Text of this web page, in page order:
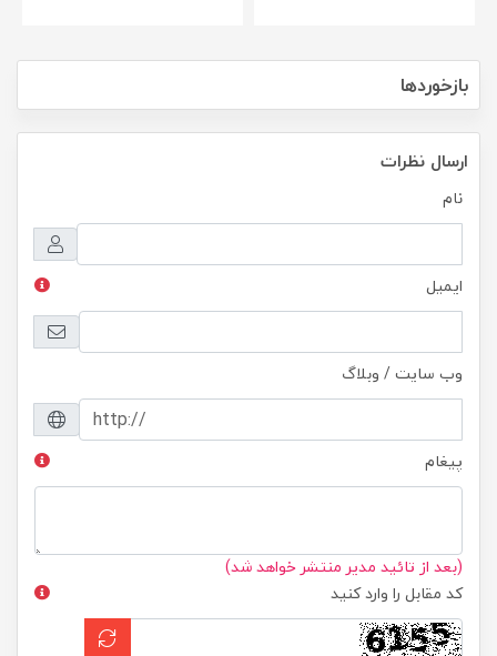
بازخوردها
ارسال نظرات
نام
ایمیل
وب سایت / وبلاگ
پیغام
(بعد از تائید مدیر منتشر خواهد شد)
کد مقابل را وارد کنید